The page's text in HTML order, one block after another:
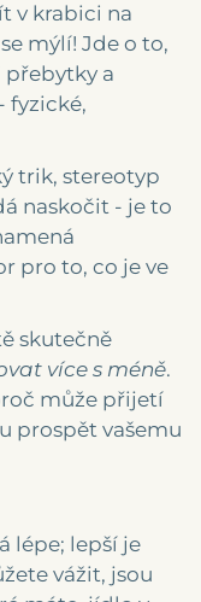
v krabici na
mýlí! Jde o to,
přebytky a
fyzické,
trik, stereotyp
naskočit - je to
pro to, co je ve
skutečně
více s méně.
může přijetí
prospět vašemu
lépe; lepší je
vážit, jsou